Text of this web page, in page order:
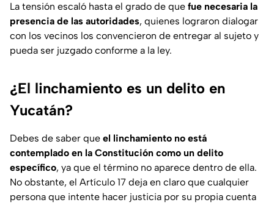
La tensión escaló hasta el grado de que fue necesaria la
presencia de las autoridades, quienes lograron dialogar
con los vecinos los convencieron de entregar al sujeto y
pueda ser juzgado conforme a la ley.
¿El linchamiento es un delito en
Yucatán?
Debes de saber que el linchamiento no está
contemplado en la Constitución como un delito
específico, ya que el término no aparece dentro de ella.
No obstante, el Artículo 17 deja en claro que cualquier
persona que intente hacer justicia por su propia cuenta